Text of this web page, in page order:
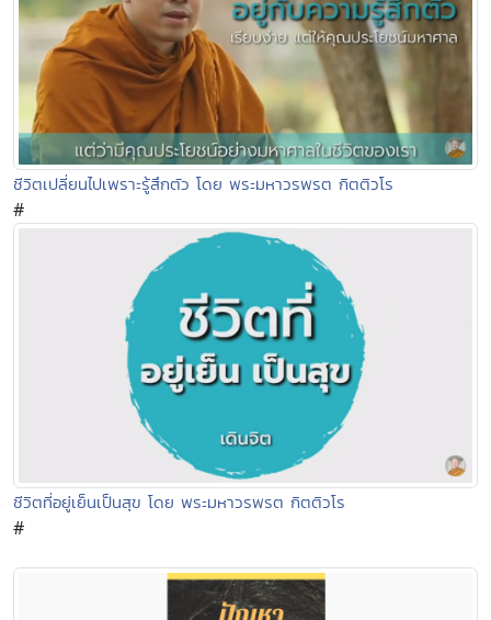
ชีวิตเปลี่ยนไปเพราะรู้สึกตัว โดย พระมหาวรพรต กิตติวโร
#
ชีวิตที่อยู่เย็นเป็นสุข โดย พระมหาวรพรต กิตติวโร
#